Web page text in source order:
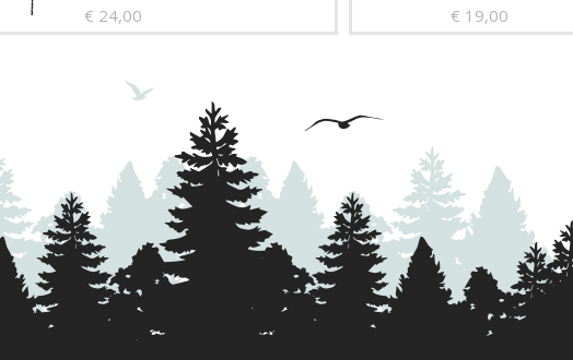
€ 24,00 € 19,00